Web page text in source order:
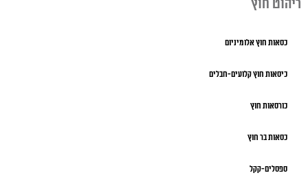
ריהוט חוץ
כסאות חוץ אלומיניום
כיסאות חוץ קלועים-חבלים
כורסאות חוץ
כסאות בר חוץ
ספסלים-קקל